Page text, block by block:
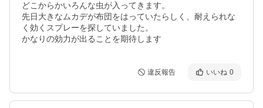
どこからかいろんな虫が入ってきます。
先日大きなムカデが布団をはっていたらしく、耐えられな
く効くスプレーを探していました。
かなりの効力が出ることを期待します
違反報告 いいね 0